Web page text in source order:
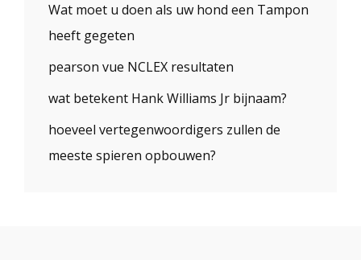
Wat moet u doen als uw hond een Tampon
heeft gegeten
pearson vue NCLEX resultaten
wat betekent Hank Williams Jr bijnaam?
hoeveel vertegenwoordigers zullen de
meeste spieren opbouwen?